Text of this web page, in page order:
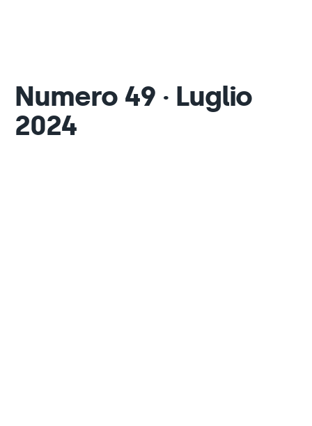
Numero 49 · Luglio
2024